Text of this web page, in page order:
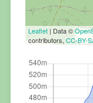
Leaflet| Data ©
contributors, CC-BY-